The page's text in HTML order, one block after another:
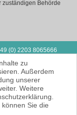
zuständigen Behörde
(0) 2203 8065666
info@mcdata.de
zu
Außerdem
unserer
Weitere
Sie die